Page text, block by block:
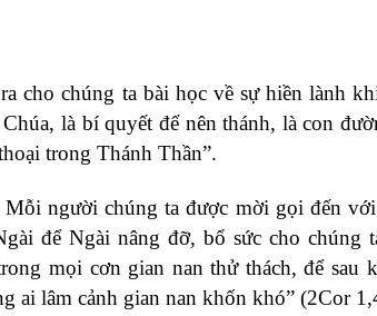
cho chúng ta bài học về sự hiền lành
là bí quyết để nên thánh, là con
trong Thánh Thần”.
người chúng ta được mời gọi đến
để Ngài nâng đỡ, bổ sức cho chúng
mọi cơn gian nan thử thách, để sau
ai lâm cảnh gian nan khốn khó” (2Cor